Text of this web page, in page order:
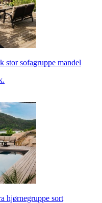
stor sofagruppe mandel
hjørnegruppe sort